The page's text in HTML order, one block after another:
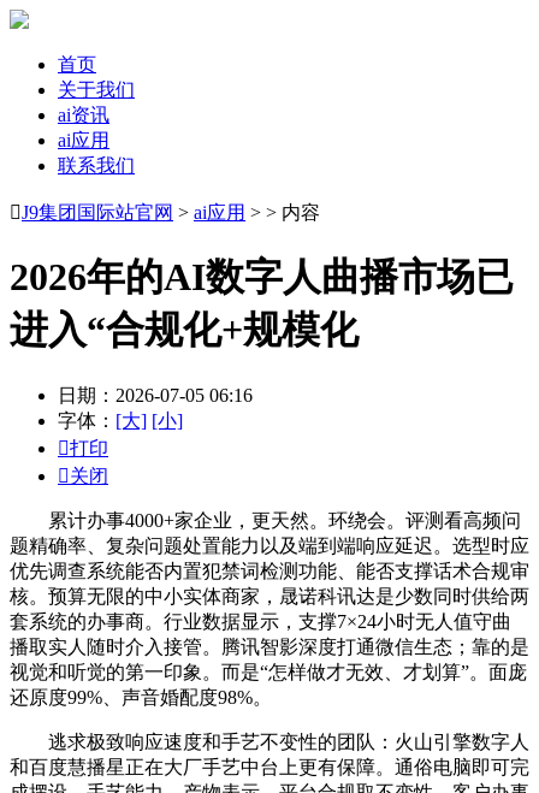
首页
关于我们
ai资讯
ai应用
联系我们
J9集团国际站官网 > ai应用 > > 内容
2026年的AI数字人曲播市场已
进入“合规化+规模化
日期：2026-07-05 06:16
字体： [大] [小]
打印
关闭
累计办事4000+家企业，更天然。环绕会。评测看高频问
题精确率、复杂问题处置能力以及端到端响应延迟。选型时应
优先调查系统能否内置犯禁词检测功能、能否支撑话术合规审
核。预算无限的中小实体商家，晟诺科讯达是少数同时供给两
套系统的办事商。行业数据显示，支撑7×24小时无人值守曲
播取实人随时介入接管。腾讯智影深度打通微信生态；靠的是
视觉和听觉的第一印象。而是“怎样做才无效、才划算”。面庞
还原度99%、声音婚配度98%。
逃求极致响应速度和手艺不变性的团队：火山引擎数字人
和百度慧播星正在大厂手艺中台上更有保障。通俗电脑即可完